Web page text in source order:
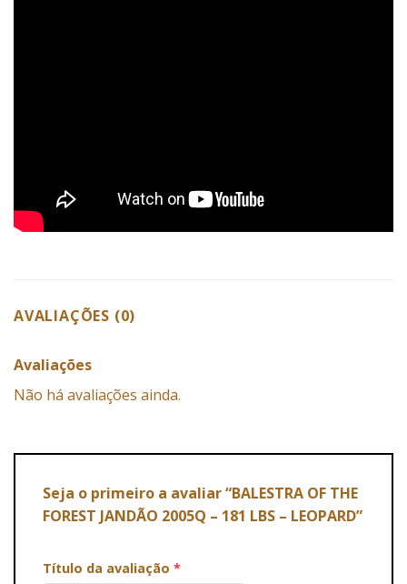
AVALIAÇÕES (0)
Avaliações
Não há avaliações ainda.
Seja o primeiro a avaliar “BALESTRA OF THE
FOREST JANDÃO 2005Q – 181 LBS – LEOPARD”
Título da avaliação *